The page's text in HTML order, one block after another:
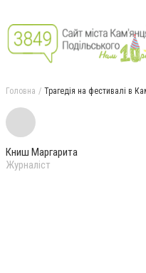
Головна Трагедія на фестивалі в
Книш Маргарита
Журналіст